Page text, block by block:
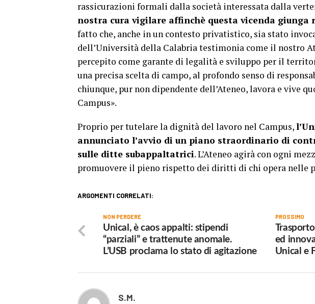
rassicurazioni formali dalla società interessata dalla
nostra cura vigilare affinchè questa vicenda giunga
fatto che, anche in un contesto privatistico, sia stato
dell’Università della Calabria testimonia come il nostro
percepito come garante di legalità e sviluppo per il
una precisa scelta di campo, al profondo senso di
chiunque, pur non dipendente dell’Ateneo, lavora e vive
Campus».
Proprio per tutelare la dignità del lavoro nel Campus,
annunciato l’avvio di un piano straordinario di
sulle ditte subappaltatrici. L’Ateneo agirà con ogni
promuovere il pieno rispetto dei diritti di chi opera nelle
ARGOMENTI CORRELATI:
PROSSIMO
ed
Unical e
NON PERDERE
Unical, è caos appalti: stipendi
“parziali” e trattenute anomale.
L’USB proclama lo stato di agitazione
S.M.